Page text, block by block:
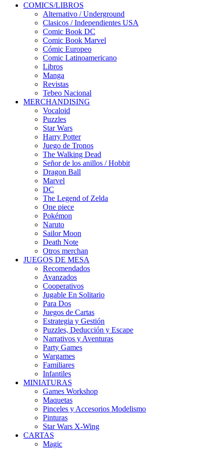
COMICS/LIBROS
Alternativo / Underground
Clasicos / Independientes USA
Comic Book DC
Comic Book Marvel
Cómic Europeo
Comic Latinoamericano
Libros
Manga
Revistas
Tebeo Nacional
MERCHANDISING
Vocaloid
Puzzles
Star Wars
Harry Potter
Juego de Tronos
The Walking Dead
Señor de los anillos / Hobbit
Dragon Ball
Marvel
DC
The Legend of Zelda
One piece
Pokémon
Naruto
Sailor Moon
Death Note
Otros merchan
JUEGOS DE MESA
Recomendados
Avanzados
Cooperativos
Jugable En Solitario
Para Dos
Juegos de Cartas
Estrategia y Gestión
Puzzles, Deducción y Escape
Narrativos y Aventuras
Party Games
Wargames
Familiares
Infantiles
MINIATURAS
Games Workshop
Maquetas
Pinceles y Accesorios Modelismo
Pinturas
Star Wars X-Wing
CARTAS
Magic